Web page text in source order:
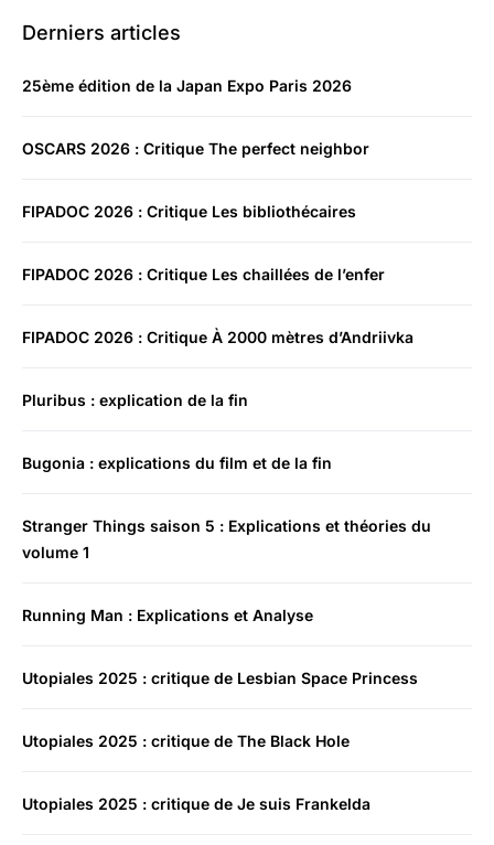
Derniers articles
25ème édition de la Japan Expo Paris 2026
OSCARS 2026 : Critique The perfect neighbor
FIPADOC 2026 : Critique Les bibliothécaires
FIPADOC 2026 : Critique Les chaillées de l’enfer
FIPADOC 2026 : Critique À 2000 mètres d’Andriivka
Pluribus : explication de la fin
Bugonia : explications du film et de la fin
Stranger Things saison 5 : Explications et théories du
volume 1
Running Man : Explications et Analyse
Utopiales 2025 : critique de Lesbian Space Princess
Utopiales 2025 : critique de The Black Hole
Utopiales 2025 : critique de Je suis Frankelda